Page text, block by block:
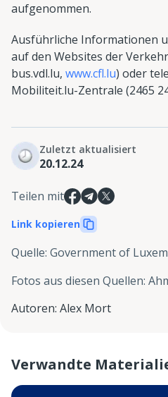
aufgenommen.
Ausführliche Informationen
auf den Websites der
bus.vdl.lu, www.cfl.lu) oder
Mobiliteit.lu-Zentrale (2465
Zuletzt aktualisiert
20.12.24
Teilen mit
Link kopieren
Quelle: Government of
Fotos aus diesen Quellen:
Autoren: Alex Mort
Verwandte